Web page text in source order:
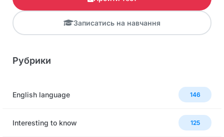
Записатись на навчання
Рубрики
English language 146
Interesting to know 125